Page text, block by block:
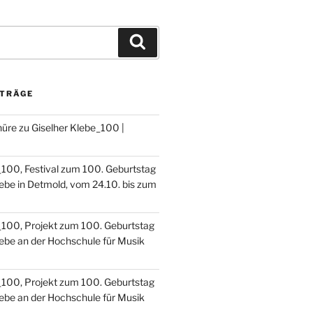
zu Giselher Klebe_100 |
Festival zum 100. Geburtstag
in Detmold, vom 24.10. bis zum
Projekt zum 100. Geburtstag
an der Hochschule für Musik
Projekt zum 100. Geburtstag
an der Hochschule für Musik